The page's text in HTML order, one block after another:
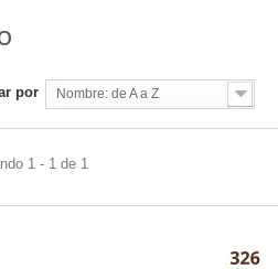
por Nombre: de A a Z
1 - 1 de 1